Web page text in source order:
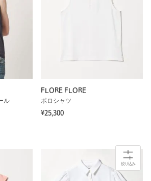
ル
FLORE FLORE
ポロシャツ
¥25,300
絞り込み